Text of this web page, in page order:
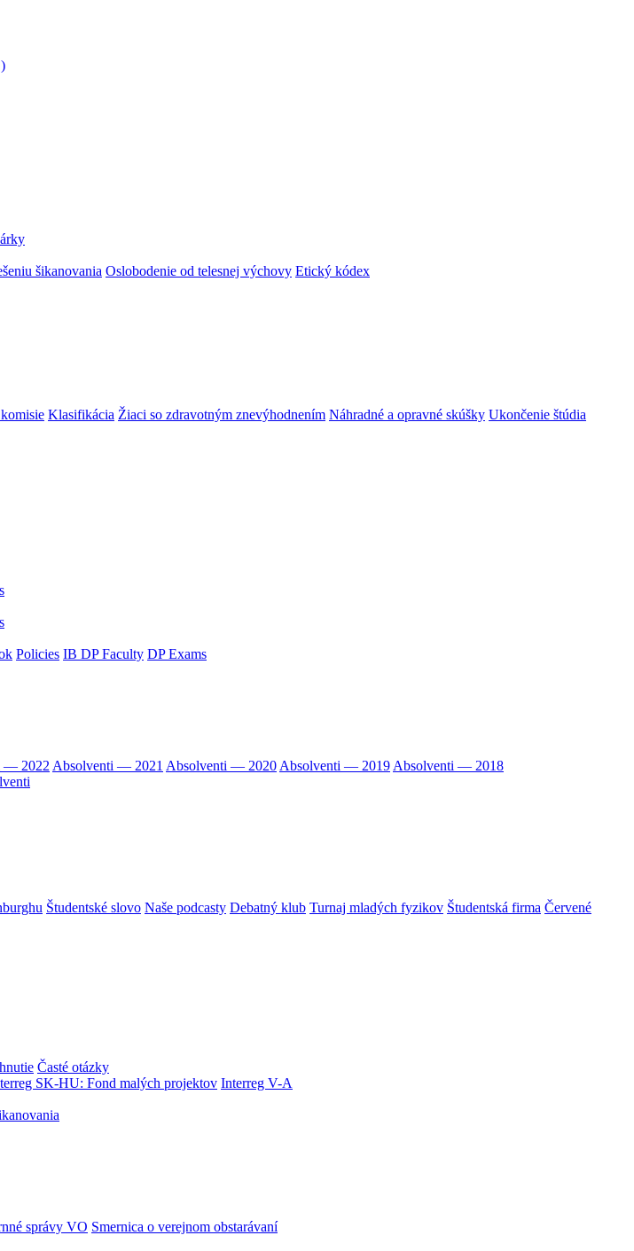
šikanovania Oslobodenie od telesnej výchovy Etický kódex
Klasifikácia Žiaci so zdravotným znevýhodnením Náhradné a opravné skúšky Ukončenie štúdia
Policies IB DP Faculty DP Exams
— 2022 Absolventi — 2021 Absolventi — 2020 Absolventi — 2019 Absolventi — 2018
Študentské slovo Naše podcasty Debatný klub Turnaj mladých fyzikov Študentská firma Červené
Časté otázky
SK-HU: Fond malých projektov Interreg V-A
správy VO Smernica o verejnom obstarávaní